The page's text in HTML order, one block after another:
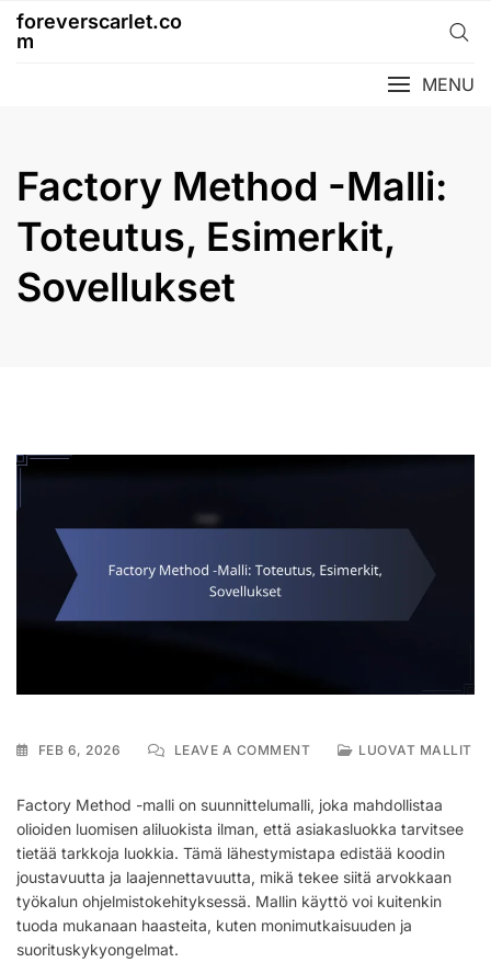
Skipforeverscarlet.co
m
MENU
Factory Method -Malli:
Toteutus, Esimerkit,
Sovellukset
FEB 6, 2026 LEAVE A COMMENTON
-
MALLI:
TOTEUTUS,
ESIMERKIT,
SOVELLUKSET
LUOVAT MALLIT
Factory Method -malli on suunnittelumalli, joka mahdollistaa
olioiden luomisen aliluokista ilman, että asiakasluokka tarvitsee
tietää tarkkoja luokkia. Tämä lähestymistapa edistää koodin
joustavuutta ja laajennettavuutta, mikä tekee siitä arvokkaan
työkalun ohjelmistokehityksessä. Mallin käyttö voi kuitenkin
tuoda mukanaan haasteita, kuten monimutkaisuuden ja
suorituskykyongelmat.